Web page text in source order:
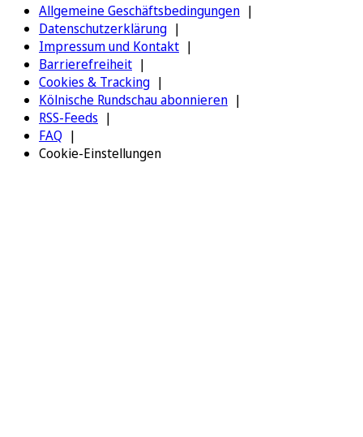
Allgemeine Geschäftsbedingungen
Datenschutzerklärung
Impressum und Kontakt
Barrierefreiheit
Cookies & Tracking
Kölnische Rundschau abonnieren
RSS-Feeds
FAQ
Cookie-Einstellungen